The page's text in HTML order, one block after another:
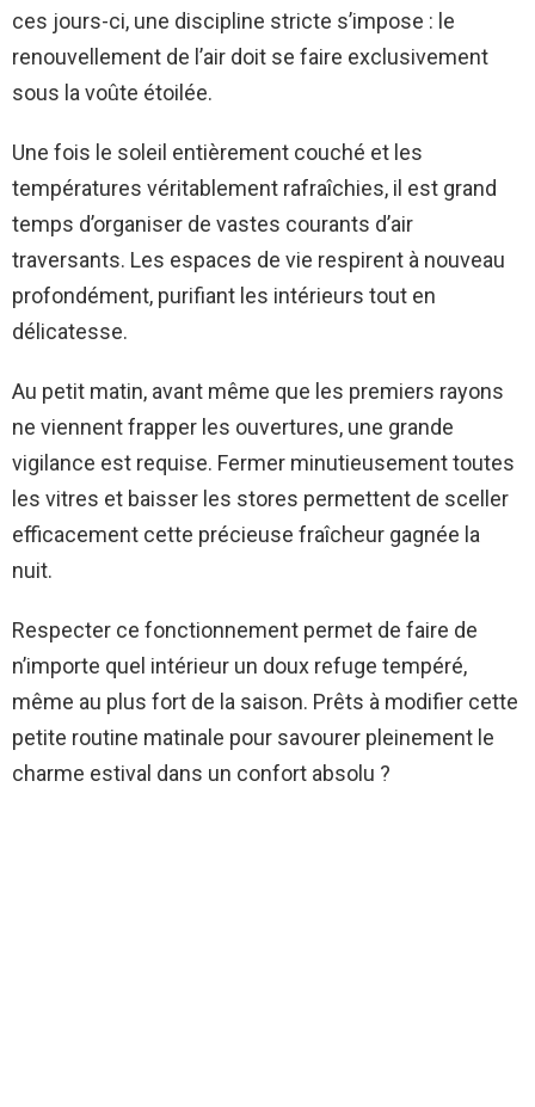
ces jours-ci, une discipline stricte s’impose : le
renouvellement de l’air doit se faire exclusivement
sous la voûte étoilée.
Une fois le soleil entièrement couché et les
températures véritablement rafraîchies, il est grand
temps d’organiser de vastes courants d’air
traversants. Les espaces de vie respirent à nouveau
profondément, purifiant les intérieurs tout en
délicatesse.
Au petit matin, avant même que les premiers rayons
ne viennent frapper les ouvertures, une grande
vigilance est requise. Fermer minutieusement toutes
les vitres et baisser les stores permettent de sceller
efficacement cette précieuse fraîcheur gagnée la
nuit.
Respecter ce fonctionnement permet de faire de
n’importe quel intérieur un doux refuge tempéré,
même au plus fort de la saison. Prêts à modifier cette
petite routine matinale pour savourer pleinement le
charme estival dans un confort absolu ?